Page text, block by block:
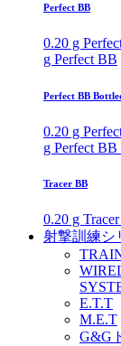
Perfect BB
0.20 g
g Perfect BB
Perfect BB
0.20 g
g Perfect BB
Tracer BB
0.20 g
射撃訓練シ
E.T.T
M.E.T
G&G